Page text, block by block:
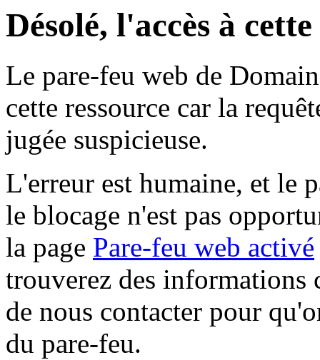
Désolé, l'accès à
Le pare-feu web de
cette ressource car la
jugée suspicieuse.
L'erreur est humaine, et le
le blocage n'est pas
la page Pare-feu web activé
trouverez des informations
de nous contacter pour
du pare-feu.